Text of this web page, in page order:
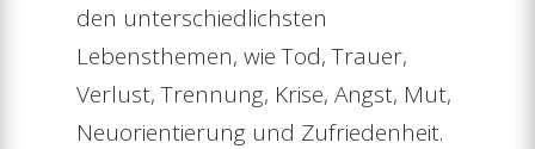
den unterschiedlichsten
Lebensthemen, wie Tod, Trauer,
Verlust, Trennung, Krise, Angst, Mut,
Neuorientierung und Zufriedenheit.